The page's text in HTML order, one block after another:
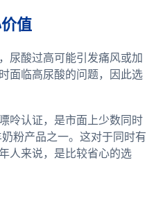
值
尿酸过高可能引发痛风或加
面临高尿酸的问题，因此选
呤认证，是市面上少数同时
粉产品之一。这对于同时有
人来说，是比较省心的选